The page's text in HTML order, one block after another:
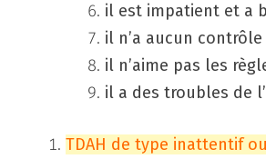
il est impatient et a
il n’a aucun
il n’aime pas les
il a des troubles de
TDAH de type inattentif